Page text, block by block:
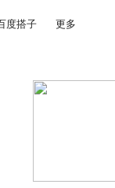
度搭子 更多